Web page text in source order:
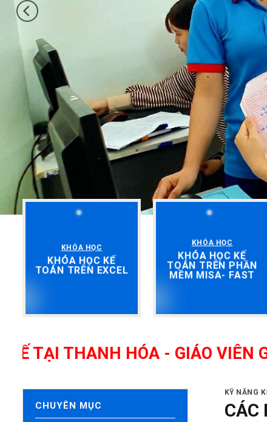
KHÓA HỌC
KHÓA HỌC KẾ
TOÁN TRÊN EXCEL
KHÓA HỌC
KHÓA HỌC KẾ
TOÁN TRÊN PHẦN
MỀM MISA- FAST
HÓA - GIÁO VIÊN GIỎI,
CHUYÊN MỤC
KỸ NĂNG
CÁC